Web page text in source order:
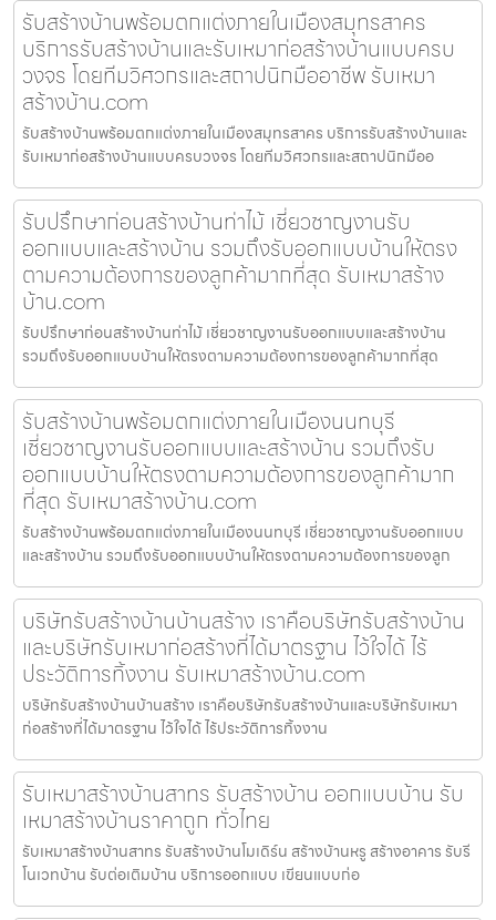
รับสร้างบ้านพร้อมตกแต่งภายในเมืองสมุทรสาคร
บริการรับสร้างบ้านและรับเหมาก่อสร้างบ้านแบบครบ
วงจร โดยทีมวิศวกรและสถาปนิกมืออาชีพ รับเหมา
สร้างบ้าน.com
รับสร้างบ้านพร้อมตกแต่งภายในเมืองสมุทรสาคร บริการรับสร้างบ้านและ
รับเหมาก่อสร้างบ้านแบบครบวงจร โดยทีมวิศวกรและสถาปนิกมืออ
รับปรึกษาก่อนสร้างบ้านท่าไม้ เชี่ยวชาญงานรับ
ออกแบบและสร้างบ้าน รวมถึงรับออกแบบบ้านให้ตรง
ตามความต้องการของลูกค้ามากที่สุด รับเหมาสร้าง
บ้าน.com
รับปรึกษาก่อนสร้างบ้านท่าไม้ เชี่ยวชาญงานรับออกแบบและสร้างบ้าน
รวมถึงรับออกแบบบ้านให้ตรงตามความต้องการของลูกค้ามากที่สุด
รับสร้างบ้านพร้อมตกแต่งภายในเมืองนนทบุรี
เชี่ยวชาญงานรับออกแบบและสร้างบ้าน รวมถึงรับ
ออกแบบบ้านให้ตรงตามความต้องการของลูกค้ามาก
ที่สุด รับเหมาสร้างบ้าน.com
รับสร้างบ้านพร้อมตกแต่งภายในเมืองนนทบุรี เชี่ยวชาญงานรับออกแบบ
และสร้างบ้าน รวมถึงรับออกแบบบ้านให้ตรงตามความต้องการของลูก
บริษัทรับสร้างบ้านบ้านสร้าง เราคือบริษัทรับสร้างบ้าน
และบริษัทรับเหมาก่อสร้างที่ได้มาตรฐาน ไว้ใจได้ ไร้
ประวัติการทิ้งงาน รับเหมาสร้างบ้าน.com
บริษัทรับสร้างบ้านบ้านสร้าง เราคือบริษัทรับสร้างบ้านและบริษัทรับเหมา
ก่อสร้างที่ได้มาตรฐาน ไว้ใจได้ ไร้ประวัติการทิ้งงาน
รับเหมาสร้างบ้านสาทร รับสร้างบ้าน ออกแบบบ้าน รับ
เหมาสร้างบ้านราคาถูก ทั่วไทย
รับเหมาสร้างบ้านสาทร รับสร้างบ้านโมเดิร์น สร้างบ้านหรู สร้างอาคาร รับรี
โนเวทบ้าน รับต่อเติมบ้าน บริการออกแบบ เขียนแบบก่อ